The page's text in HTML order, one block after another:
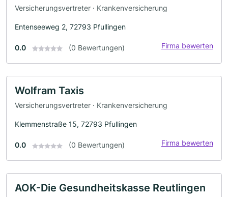
Versicherungsvertreter · Krankenversicherung
Entenseeweg 2, 72793 Pfullingen
0.0 (0 Bewertungen) Firma bewerten
Wolfram Taxis
Versicherungsvertreter · Krankenversicherung
Klemmenstraße 15, 72793 Pfullingen
0.0 (0 Bewertungen) Firma bewerten
AOK-Die Gesundheitskasse Reutlingen